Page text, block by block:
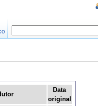
Data
original